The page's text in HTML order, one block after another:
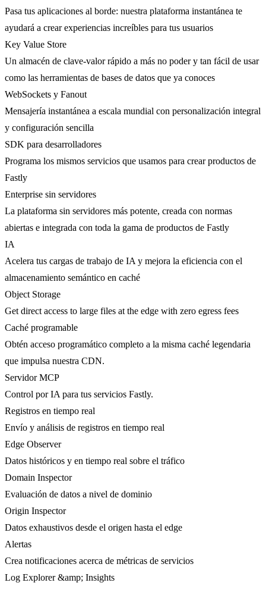
Pasa tus aplicaciones al borde: nuestra plataforma instantánea te
ayudará a crear experiencias increíbles para tus usuarios
Key Value Store
Un almacén de clave-valor rápido a más no poder y tan fácil de usar
como las herramientas de bases de datos que ya conoces
WebSockets y Fanout
Mensajería instantánea a escala mundial con personalización integral
y configuración sencilla
SDK para desarrolladores
Programa los mismos servicios que usamos para crear productos de
Fastly
Enterprise sin servidores
La plataforma sin servidores más potente, creada con normas
abiertas e integrada con toda la gama de productos de Fastly
IA
Acelera tus cargas de trabajo de IA y mejora la eficiencia con el
almacenamiento semántico en caché
Object Storage
Get direct access to large files at the edge with zero egress fees
Caché programable
Obtén acceso programático completo a la misma caché legendaria
que impulsa nuestra CDN.
Servidor MCP
Control por IA para tus servicios Fastly.
Registros en tiempo real
Envío y análisis de registros en tiempo real
Edge Observer
Datos históricos y en tiempo real sobre el tráfico
Domain Inspector
Evaluación de datos a nivel de dominio
Origin Inspector
Datos exhaustivos desde el origen hasta el edge
Alertas
Crea notificaciones acerca de métricas de servicios
Log Explorer &amp; Insights